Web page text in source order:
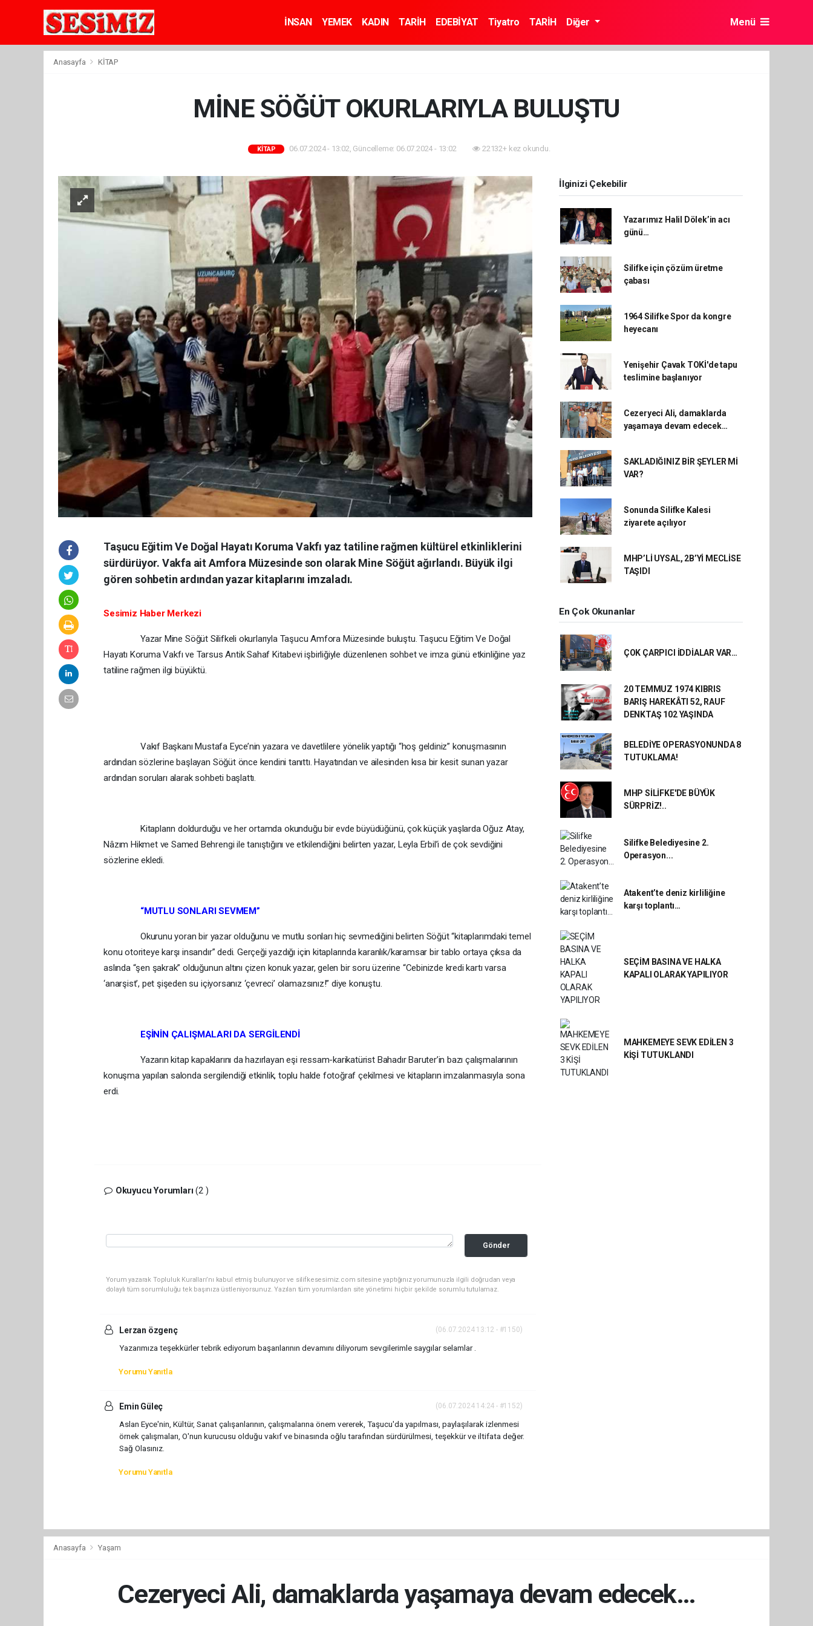
İNSAN YEMEK KADIN TARİH EDEBİYAT Tiyatro TARİH Diğer Menü
Anasayfa KİTAP
MİNE SÖĞÜT OKURLARIYLA BULUŞTU
KİTAP 06.07.2024 - 13:02, Güncelleme: 06.07.2024 - 13:02 22132+ kez okundu.
Taşucu Eğitim Ve Doğal Hayatı Koruma Vakfı yaz tatiline rağmen kültürel etkinliklerini
sürdürüyor. Vakfa ait Amfora Müzesinde son olarak Mine Söğüt ağırlandı. Büyük ilgi
gören sohbetin ardından yazar kitaplarını imzaladı.
Sesimiz Haber Merkezi
Yazar Mine Söğüt Silifkeli okurlarıyla Taşucu Amfora Müzesinde buluştu. Taşucu Eğitim Ve Doğal
Hayatı Koruma Vakfı ve Tarsus Antik Sahaf Kitabevi işbirliğiyle düzenlenen sohbet ve imza günü etkinliğine yaz
tatiline rağmen ilgi büyüktü.
Vakıf Başkanı Mustafa Eyce’nin yazara ve davetlilere yönelik yaptığı “hoş geldiniz” konuşmasının
ardından sözlerine başlayan Söğüt önce kendini tanıttı. Hayatından ve ailesinden kısa bir kesit sunan yazar
ardından soruları alarak sohbeti başlattı.
Kitapların doldurduğu ve her ortamda okunduğu bir evde büyüdüğünü, çok küçük yaşlarda Oğuz Atay,
Nâzım Hikmet ve Samed Behrengi ile tanıştığını ve etkilendiğini belirten yazar, Leyla Erbil’i de çok sevdiğini
sözlerine ekledi.
“MUTLU SONLARI SEVMEM”
Okurunu yoran bir yazar olduğunu ve mutlu sonları hiç sevmediğini belirten Söğüt “kitaplarımdaki temel
konu otoriteye karşı insandır” dedi. Gerçeği yazdığı için kitaplarında karanlık/karamsar bir tablo ortaya çıksa da
aslında “şen şakrak” olduğunun altını çizen konuk yazar, gelen bir soru üzerine “Cebinizde kredi kartı varsa
‘anarşist’, pet şişeden su içiyorsanız ‘çevreci’ olamazsınız!” diye konuştu.
EŞİNİN ÇALIŞMALARI DA SERGİLENDİ
Yazarın kitap kapaklarını da hazırlayan eşi ressam-karikatürist Bahadır Baruter’in bazı çalışmalarının
konuşma yapılan salonda sergilendiği etkinlik, toplu halde fotoğraf çekilmesi ve kitapların imzalanmasıyla sona
erdi.
Okuyucu Yorumları(2 )
Gönder
Yorum yazarak Topluluk Kuralları’nı kabul etmiş bulunuyor ve silifkesesimiz.com sitesine yaptığınız yorumunuzla ilgili doğrudan veya
dolaylı tüm sorumluluğu tek başınıza üstleniyorsunuz. Yazılan tüm yorumlardan site yönetimi hiçbir şekilde sorumlu tutulamaz.
Lerzan özgenç (06.07.2024 13:12 - #1150)
Yazarımıza teşekkürler tebrik ediyorum başarılarının devamını diliyorum sevgilerimle saygılar selamlar .
Yorumu Yanıtla
Emin Güleç (06.07.2024 14:24 - #1152)
Aslan Eyce'nin, Kültür, Sanat çalışanlarının, çalışmalarına önem vererek, Taşucu'da yapılması, paylaşılarak izlenmesi
örnek çalışmaları, O'nun kurucusu olduğu vakıf ve binasında oğlu tarafından sürdürülmesi, teşekkür ve iltifata değer.
Sağ Olasınız.
Yorumu Yanıtla
İlginizi Çekebilir
Yazarımız Halil Dölek’in acı
günü…
Silifke için çözüm üretme
çabası
1964 Silifke Spor da kongre
heyecanı
Yenişehir Çavak TOKİ'de tapu
teslimine başlanıyor
Cezeryeci Ali, damaklarda
yaşamaya devam edecek…
SAKLADIĞINIZ BİR ŞEYLER Mİ
VAR?
Sonunda Silifke Kalesi
ziyarete açılıyor
MHP’Lİ UYSAL, 2B’Yİ MECLİSE
TAŞIDI
En Çok Okunanlar
ÇOK ÇARPICI İDDİALAR VAR…
20 TEMMUZ 1974 KIBRIS
BARIŞ HAREKÂTI 52, RAUF
DENKTAŞ 102 YAŞINDA
BELEDİYE OPERASYONUNDA 8
TUTUKLAMA!
MHP SİLİFKE'DE BÜYÜK
SÜRPRİZ!..
Silifke Belediyesine 2.
Operasyon...
Atakent’te deniz kirliliğine
karşı toplantı…
SEÇİM BASINA VE HALKA
KAPALI OLARAK YAPILIYOR
MAHKEMEYE SEVK EDİLEN 3
KİŞİ TUTUKLANDI
Anasayfa Yaşam
Cezeryeci Ali, damaklarda yaşamaya devam edecek…